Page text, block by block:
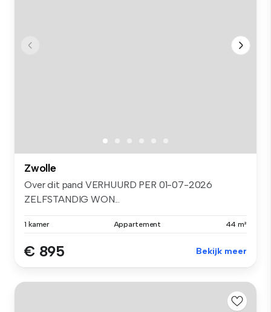
Zwolle
Over dit pand VERHUURD PER 01-07-2026
ZELFSTANDIG WON...
1 kamer Appartement 44 m²
€ 895 Bekijk meer